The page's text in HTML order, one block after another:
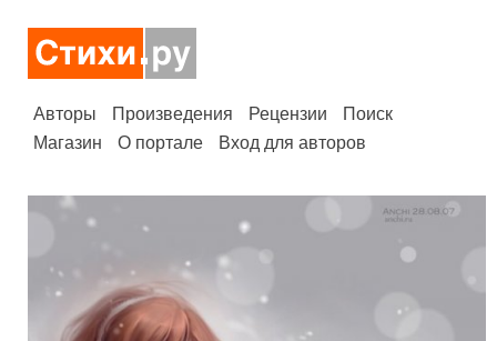
Авторы Произведения Рецензии
Поиск
Магазин
О портале Вход для авторов